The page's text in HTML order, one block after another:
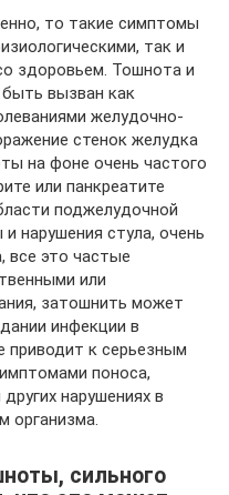
то такие симптомы
так и
здоровьем. Тошнота и
вызван как
желудочно-
стенок желудка
на фоне очень частого
или панкреатите
поджелудочной
нарушения стула, очень
все это частые
или
затошнить может
инфекции в
приводит к серьезным
поноса,
нарушениях в
организма.
сильного